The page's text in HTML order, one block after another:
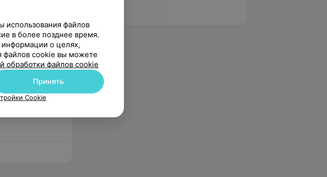
использования файлов
в более позднее время.
о целях,
файлов cookie вы можете
обработки файлов cookie
Принять
Cookie